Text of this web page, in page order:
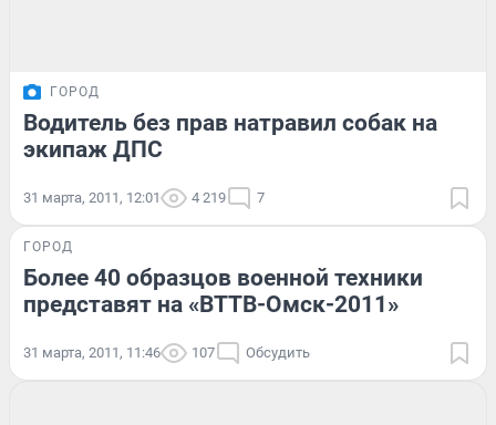
ГОРОД
Водитель без прав натравил собак на
экипаж ДПС
31 марта, 2011, 12:01 4 219 7
ГОРОД
Более 40 образцов военной техники
представят на «ВТТВ-Омск-2011»
31 марта, 2011, 11:46 107 Обсудить